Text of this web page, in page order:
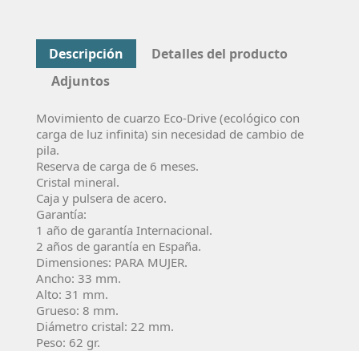
Descripción
Detalles del producto
Adjuntos
Movimiento de cuarzo Eco-Drive (ecológico con
carga de luz infinita) sin necesidad de cambio de
pila.
Reserva de carga de 6 meses.
Cristal mineral.
Caja y pulsera de acero.
Garantía:
1 año de garantí­a Internacional.
2 años de garantí­a en España.
Dimensiones: PARA MUJER.
Ancho: 33 mm.
Alto: 31 mm.
Grueso: 8 mm.
Diámetro cristal: 22 mm.
Peso: 62 gr.